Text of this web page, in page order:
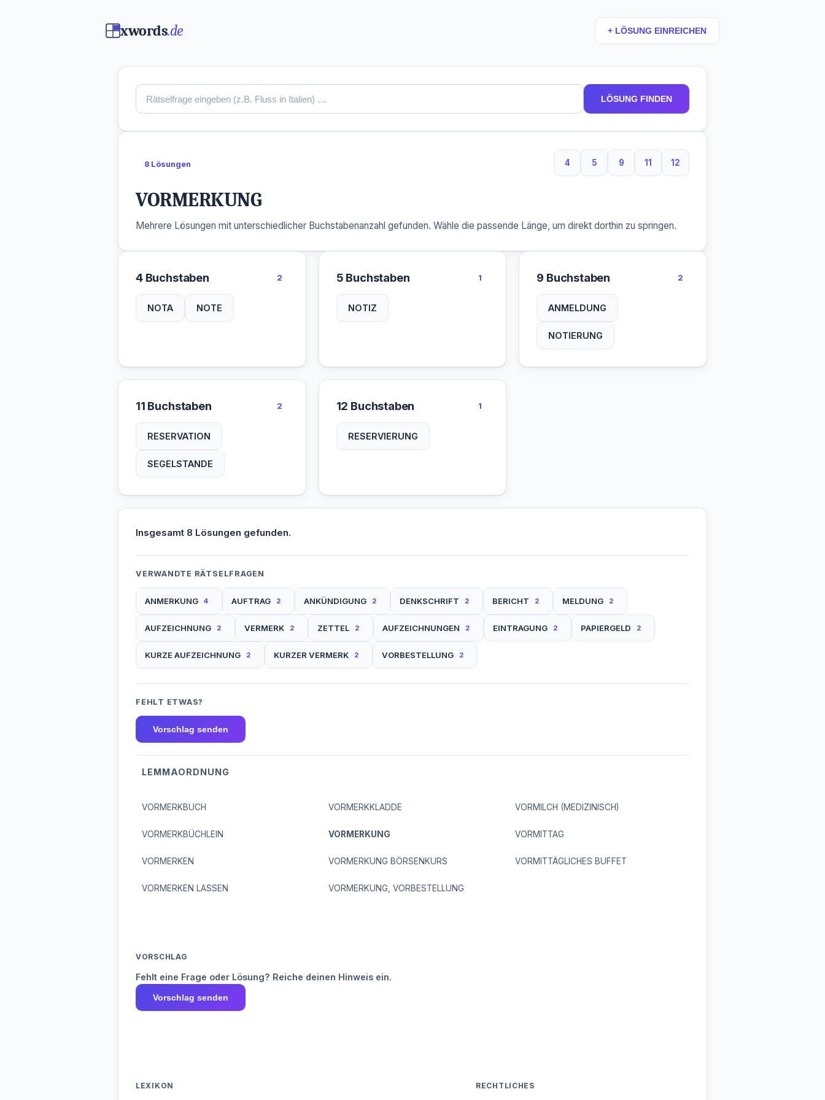
xwords.de + LÖSUNG EINREICHEN
LÖSUNG FINDEN
8 Lösungen 4
4 Buchstaben
5
5 Buchstaben
9
9 Buchstaben
11
11 Buchstaben
12
12 Buchstaben
VORMERKUNG
Mehrere Lösungen mit unterschiedlicher Buchstabenanzahl gefunden. Wähle die passende Länge, um direkt dorthin zu springen.
4 Buchstaben 2
NOTA NOTE
5 Buchstaben 1
NOTIZ
9 Buchstaben 2
ANMELDUNG
NOTIERUNG
11 Buchstaben 2
RESERVATION
SEGELSTANDE
12 Buchstaben 1
RESERVIERUNG
Insgesamt 8 Lösungen gefunden.
VERWANDTE RÄTSELFRAGEN
ANMERKUNG 4 AUFTRAG 2 ANKÜNDIGUNG 2 DENKSCHRIFT 2 BERICHT 2 MELDUNG 2
AUFZEICHNUNG 2 VERMERK 2 ZETTEL 2 AUFZEICHNUNGEN 2 EINTRAGUNG 2 PAPIERGELD 2
KURZE AUFZEICHNUNG 2 KURZER VERMERK 2 VORBESTELLUNG 2
FEHLT ETWAS?
Vorschlag senden
LEMMAORDNUNG
VORMERKBUCH
VORMERKBÜCHLEIN
VORMERKEN
VORMERKEN LASSEN
VORMERKKLADDE
VORMERKUNG
VORMERKUNG BÖRSENKURS
VORMERKUNG, VORBESTELLUNG
VORMILCH (MEDIZINISCH)
VORMITTAG
VORMITTÄGLICHES BUFFET
VORSCHLAG
Fehlt eine Frage oder Lösung? Reiche deinen Hinweis ein.
Vorschlag senden
LEXIKON RECHTLICHES